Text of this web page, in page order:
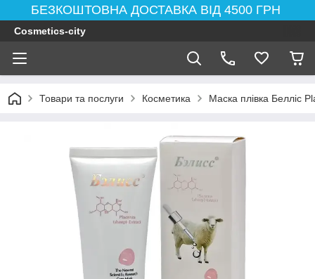
БЕЗКОШТОВНА ДОСТАВКА ВІД 4500 ГРН
Cosmetics-city
Товари та послуги Косметика Маска плівка Белліс